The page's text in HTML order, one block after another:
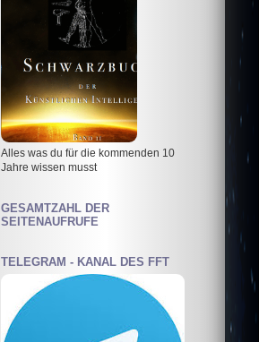
Alles was du für die kommenden 10
Jahre wissen musst
GESAMTZAHL DER
SEITENAUFRUFE
TELEGRAM - KANAL DES FFT